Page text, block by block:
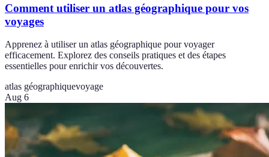
Comment utiliser un atlas géographique pour vos
voyages
Apprenez à utiliser un atlas géographique pour voyager
efficacement. Explorez des conseils pratiques et des étapes
essentielles pour enrichir vos découvertes.
atlas géographiquevoyage
Aug 6